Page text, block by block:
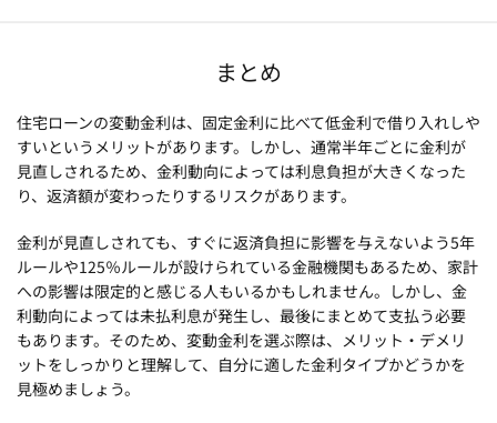
まとめ
住宅ローンの変動金利は、固定金利に比べて低金利で借り入れしや
すいというメリットがあります。しかし、通常半年ごとに金利が
見直しされるため、金利動向によっては利息負担が大きくなった
り、返済額が変わったりするリスクがあります。
金利が見直しされても、すぐに返済負担に影響を与えないよう5年
ルールや125％ルールが設けられている金融機関もあるため、家計
への影響は限定的と感じる人もいるかもしれません。しかし、金
利動向によっては未払利息が発生し、最後にまとめて支払う必要
もあります。そのため、変動金利を選ぶ際は、メリット・デメリ
ットをしっかりと理解して、自分に適した金利タイプかどうかを
見極めましょう。